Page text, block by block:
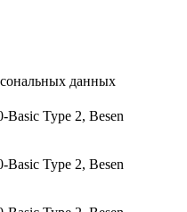
данных
Basic Type 2, Besen
Basic Type 2, Besen